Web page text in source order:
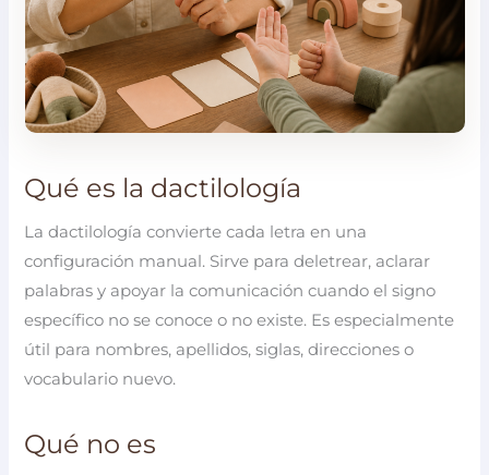
Qué es la dactilología
La dactilología convierte cada letra en una
configuración manual. Sirve para deletrear, aclarar
palabras y apoyar la comunicación cuando el signo
específico no se conoce o no existe. Es especialmente
útil para nombres, apellidos, siglas, direcciones o
vocabulario nuevo.
Qué no es